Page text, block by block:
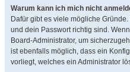
Warum kann ich mich nicht
Dafür gibt es viele mögliche
und dein Passwort richtig sind.
Board-Administrator, um
ist ebenfalls möglich, dass ein
vorliegt, welches ein Administrator